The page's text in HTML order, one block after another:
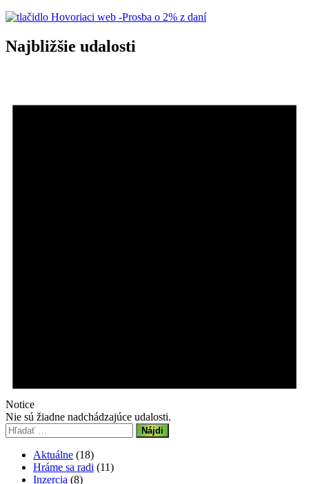
Najbližšie udalosti
Notice
Nie sú žiadne nadchádzajúce udalosti.
Hľadať:
Aktuálne (18)
Hráme sa radi (11)
Inzercia (8)